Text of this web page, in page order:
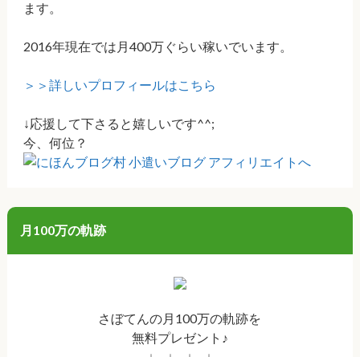
ます。
2016年現在では月400万ぐらい稼いでいます。
＞＞詳しいプロフィールはこちら
↓応援して下さると嬉しいです^^;
今、何位？
月100万の軌跡
さぼてんの月100万の軌跡を
無料プレゼント♪